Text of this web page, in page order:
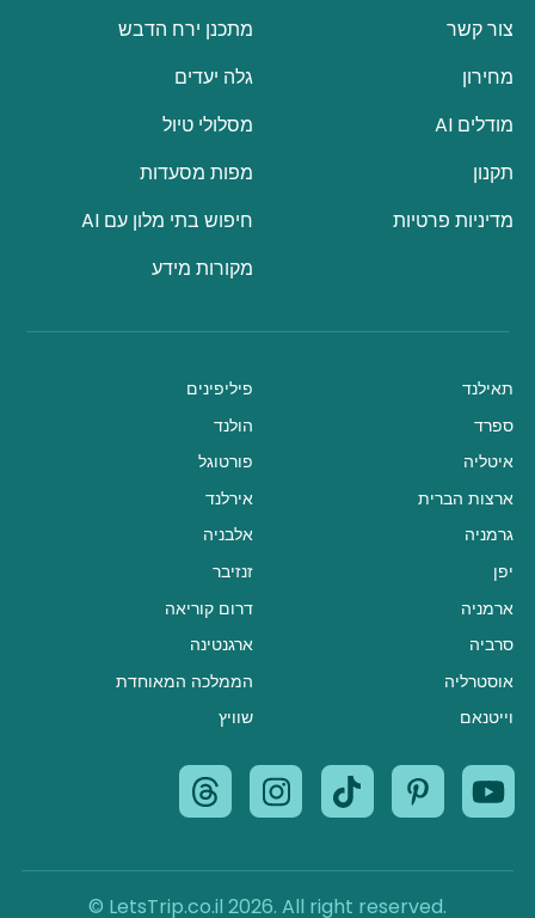
צור קשר
מחירון
מודלים AI
תקנון
מדיניות פרטיות
מתכנן ירח הדבש
גלה יעדים
מסלולי טיול
מפות מסעדות
חיפוש בתי מלון עם AI
מקורות מידע
תאילנד
ספרד
איטליה
ארצות הברית
גרמניה
יפן
ארמניה
סרביה
אוסטרליה
וייטנאם
פיליפינים
הולנד
פורטוגל
אירלנד
אלבניה
זנזיבר
דרום קוריאה
ארגנטינה
הממלכה המאוחדת
שוויץ
© LetsTrip.co.il 2026. All right reserved.